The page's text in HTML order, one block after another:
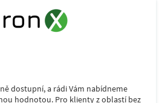
dostupní, a rádi Vám nabídneme
hodnotou. Pro klienty z oblastí bez